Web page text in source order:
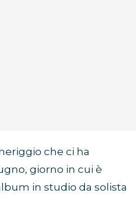
che ci ha
giorno in cui è
in studio da solista